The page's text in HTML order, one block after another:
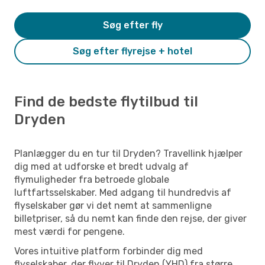
Søg efter flyrejse + hotel
Søg efter fly
Find de bedste flytilbud til
Dryden
Planlægger du en tur til Dryden? Travellink hjælper
dig med at udforske et bredt udvalg af
flymuligheder fra betroede globale
luftfartsselskaber. Med adgang til hundredvis af
flyselskaber gør vi det nemt at sammenligne
billetpriser, så du nemt kan finde den rejse, der giver
mest værdi for pengene.
Vores intuitive platform forbinder dig med